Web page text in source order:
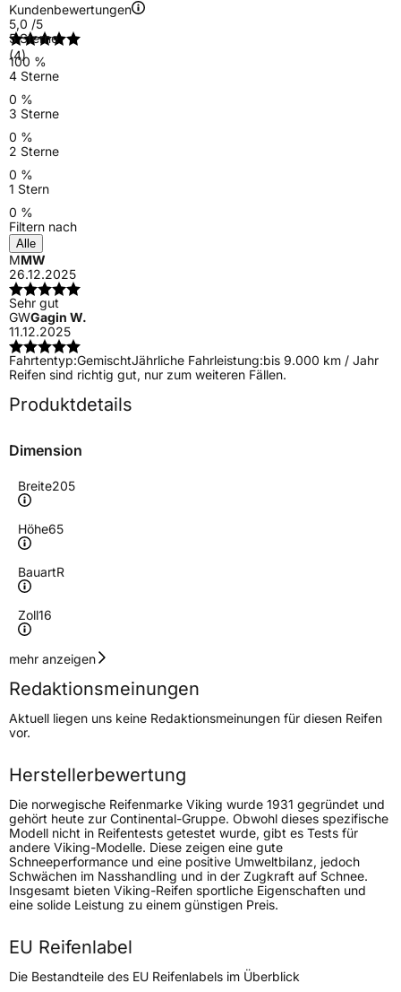
Kundenbewertungen
5,0 /5
(4)
5 Sterne
100 %
4 Sterne
0 %
3 Sterne
0 %
2 Sterne
0 %
1 Stern
0 %
Filtern nach
Alle
MMW
26.12.2025
Sehr gut
GWGagin W.
11.12.2025
Fahrtentyp:GemischtJährliche Fahrleistung:bis 9.000 km / Jahr
Reifen sind richtig gut, nur zum weiteren Fällen.
Produktdetails
Dimension
Breite205
Höhe65
BauartR
Zoll16
Geschwindigkeitsindex
Höchstgeschwindigkeit
210 km/h
Lastindex95
Höchstlast690 kg
Generelle Merkmale
Fahrzeugtyp PKW
VerwendungWinterreifen
ModellnameWintech Newgen
Weitere Eigenschaften
mehr anzeigen
Redaktionsmeinungen
Aktuell liegen uns keine Redaktionsmeinungen für diesen Reifen
vor.
Herstellerbewertung
Die norwegische Reifenmarke Viking wurde 1931 gegründet und
gehört heute zur Continental-Gruppe. Obwohl dieses spezifische
Modell nicht in Reifentests getestet wurde, gibt es Tests für
andere Viking-Modelle. Diese zeigen eine gute
Schneeperformance und eine positive Umweltbilanz, jedoch
Schwächen im Nasshandling und in der Zugkraft auf Schnee.
Insgesamt bieten Viking-Reifen sportliche Eigenschaften und
eine solide Leistung zu einem günstigen Preis.
EU Reifenlabel
Die Bestandteile des EU Reifenlabels im Überblick